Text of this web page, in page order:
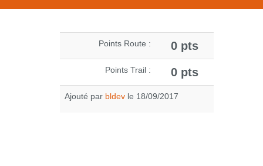
Points Route : 0 pts
Points Trail : 0 pts
Ajouté par bldev le 18/09/2017